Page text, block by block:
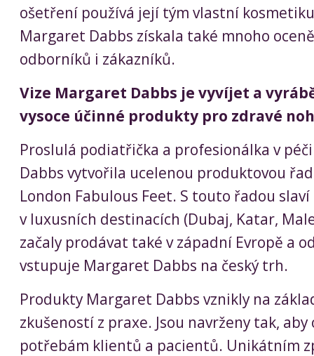
ošetření používá její tým vlastní
Margaret Dabbs získala také mnoho
odborníků i zákazníků.
Vize Margaret Dabbs je vyvíjet a
vysoce účinné produkty pro zdravé
Proslulá podiatřička a profesionálka v
Dabbs vytvořila ucelenou produktovou
London Fabulous Feet. S touto řadou
v luxusních destinacích (Dubaj, Katar,
začaly prodávat také v západní Evropě a
vstupuje Margaret Dabbs na český trh.
Produkty Margaret Dabbs vznikly na
zkušeností z praxe. Jsou navrženy tak,
potřebám klientů a pacientů. Unikátním